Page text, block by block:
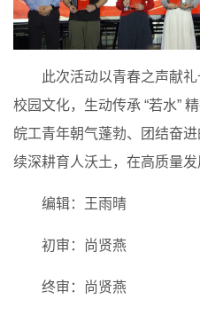
此次活动以青春之声献礼
校园文化，生动传承 “若水”
皖工青年朝气蓬勃、团结奋
续深耕育人沃土，在高质量
编辑：王雨晴
初审：尚贤燕
终审：尚贤燕